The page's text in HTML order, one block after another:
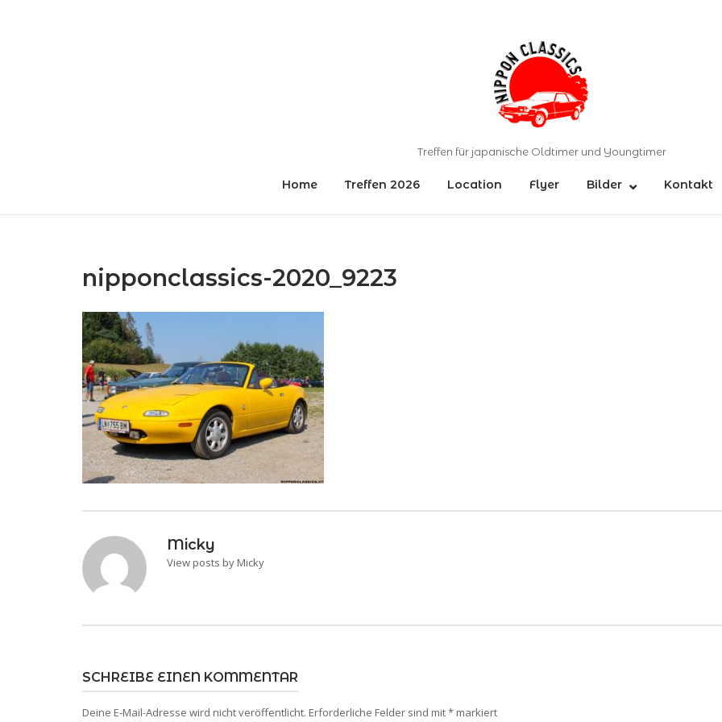
Treffen für japanische Oldtimer und Youngtimer
Home Treffen 2026 Location Flyer Bilder Kontakt
nipponclassics-2020_9223
Micky
View posts by Micky
SCHREIBE EINEN KOMMENTAR
Deine E-Mail-Adresse wird nicht veröffentlicht. Erforderliche Felder sind mit* markiert